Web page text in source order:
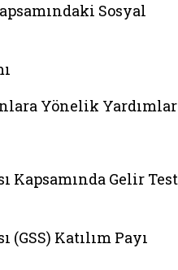
Sosyal
Yönelik Yardımlar
Kapsamında Gelir
(GSS) Katılım Payı